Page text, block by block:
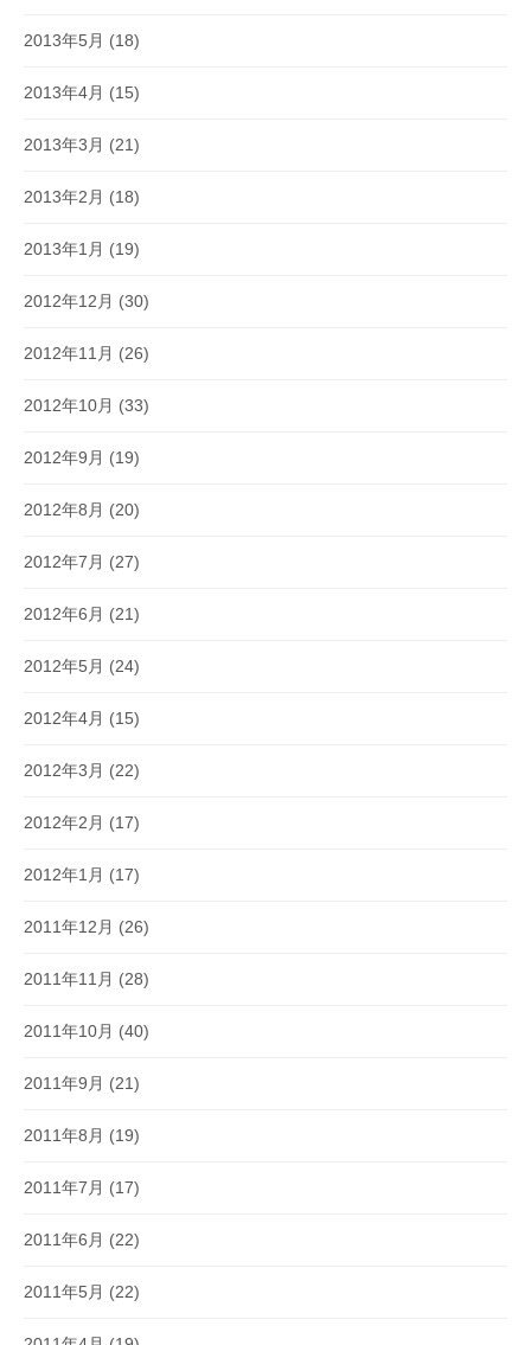
2013年5月 (18)
2013年4月 (15)
2013年3月 (21)
2013年2月 (18)
2013年1月 (19)
2012年12月 (30)
2012年11月 (26)
2012年10月 (33)
2012年9月 (19)
2012年8月 (20)
2012年7月 (27)
2012年6月 (21)
2012年5月 (24)
2012年4月 (15)
2012年3月 (22)
2012年2月 (17)
2012年1月 (17)
2011年12月 (26)
2011年11月 (28)
2011年10月 (40)
2011年9月 (21)
2011年8月 (19)
2011年7月 (17)
2011年6月 (22)
2011年5月 (22)